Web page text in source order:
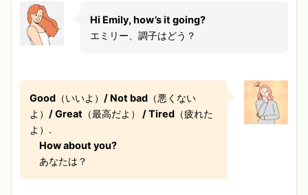
Hi Emily, how’s it going?
エミリー、調子はどう？
Good （いいよ） / Not bad （悪くない
よ） / Great （最高だよ） / Tired （疲れた
よ）.
How about you?
あなたは？